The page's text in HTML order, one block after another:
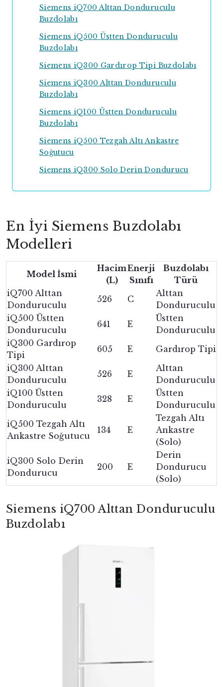
Siemens iQ700 Alttan Donduruculu
Buzdolabı
Siemens iQ500 Üstten Donduruculu
Buzdolabı
Siemens iQ300 Gardırop Tipi Buzdolabı
Siemens iQ300 Alttan Donduruculu
Buzdolabı
Siemens iQ100 Üstten Donduruculu
Buzdolabı
Siemens iQ500 Tezgah Altı Ankastre
Soğutucu
Siemens iQ300 Solo Derin Dondurucu
En İyi Siemens Buzdolabı
Modelleri
Model İsmi
Hacim
(L)
Enerji
Sınıfı
Buzdolabı
Türü
iQ700 Alttan
Donduruculu
526 C
Alttan
Donduruculu
iQ500 Üstten
Donduruculu
641 E
Üstten
Donduruculu
iQ300 Gardırop
Tipi
605 E
Gardırop Tipi
iQ300 Alttan
Donduruculu
526 E
Alttan
Donduruculu
iQ100 Üstten
Donduruculu
328 E
Üstten
Donduruculu
iQ500 Tezgah Altı
Ankastre Soğutucu
134 E
Tezgah Altı
Ankastre
(Solo)
iQ300 Solo Derin
Dondurucu
200 E
Derin
Dondurucu
(Solo)
Siemens iQ700 Alttan Donduruculu
Buzdolabı